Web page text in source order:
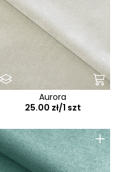
Aurora
25.00 zł/1 szt
+